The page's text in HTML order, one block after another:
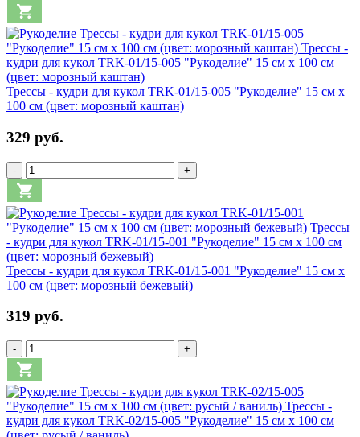
Трессы - кудри для кукол TRK-01/15-005 "Рукоделие" 15 см х
100 см (цвет: морозный каштан)
329 руб.
- +
Трессы - кудри для кукол TRK-01/15-001 "Рукоделие" 15 см х
100 см (цвет: морозный бежевый)
319 руб.
- +